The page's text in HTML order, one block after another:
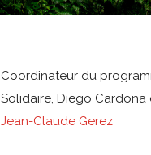
Coordinateur du
Solidaire, Diego
Jean-Claude Gerez